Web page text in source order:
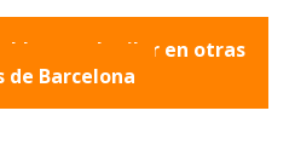
en alquiler en otras
de Barcelona